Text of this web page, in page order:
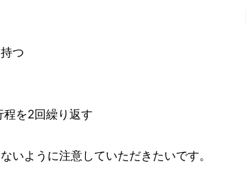
つ
を2回繰り返す
いように注意していただきたいです。